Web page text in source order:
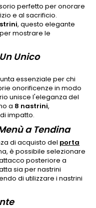
perfetto per onorare
e al sacrificio.
, questo elegante
mostrare le
Unico
essenziale per chi
onorificenze in modo
unisce l'eleganza del
a 8 nastrini,
impatto.
a Tendina
di acquisto del porta
è possibile selezionare
posteriore a
sia per nastrini
di utilizzare i nastrini